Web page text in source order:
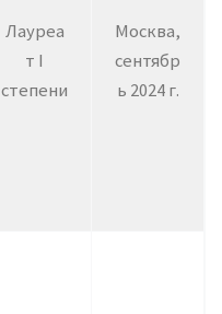
Лауреа
т I
степени
Москва,
сентябр
ь 2024 г.